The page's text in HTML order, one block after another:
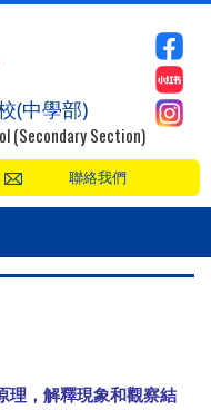
(中學部)
(Secondary Section)
聯絡我們
理，解釋現象和觀察結